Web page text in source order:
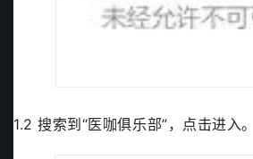
1.2 搜索到“医咖俱乐部”，点击进入。